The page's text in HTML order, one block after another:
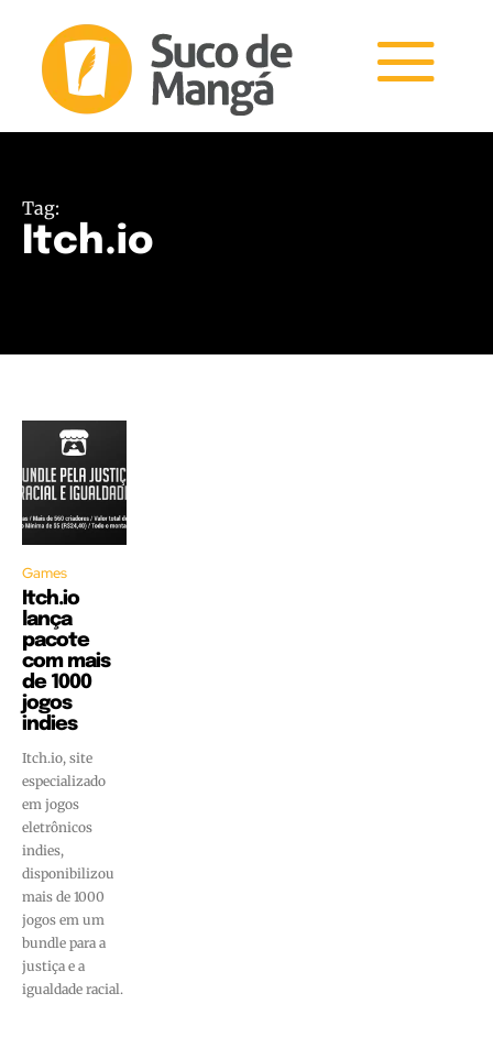
Tag:
Itch.io
Games
Itch.io
lança
pacote
com mais
de 1000
jogos
indies
Itch.io, site
especializado
em jogos
eletrônicos
indies,
disponibilizou
mais de 1000
jogos em um
bundle para a
justiça e a
igualdade racial.